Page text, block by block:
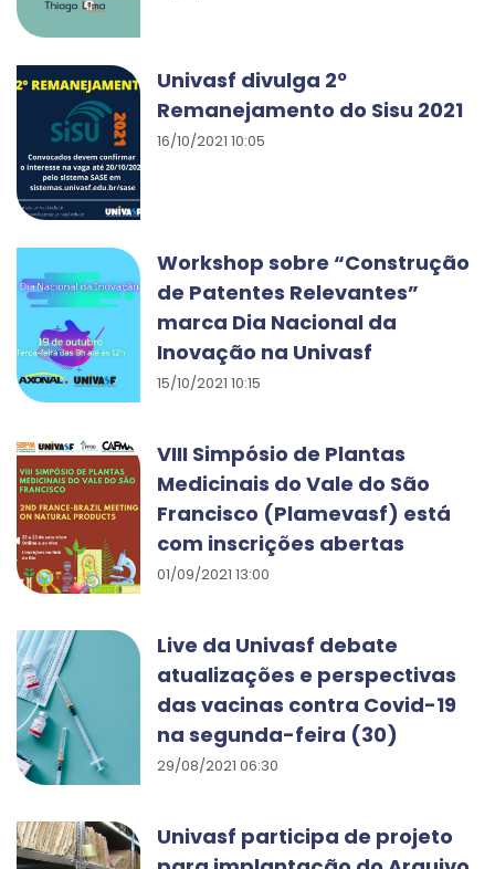
Univasf divulga 2º
Remanejamento do Sisu 2021
16/10/2021 10:05
Workshop sobre “Construção
de Patentes Relevantes”
marca Dia Nacional da
Inovação na Univasf
15/10/2021 10:15
VIII Simpósio de Plantas
Medicinais do Vale do São
Francisco (Plamevasf) está
com inscrições abertas
01/09/2021 13:00
Live da Univasf debate
atualizações e perspectivas
das vacinas contra Covid-19
na segunda-feira (30)
29/08/2021 06:30
Univasf participa de projeto